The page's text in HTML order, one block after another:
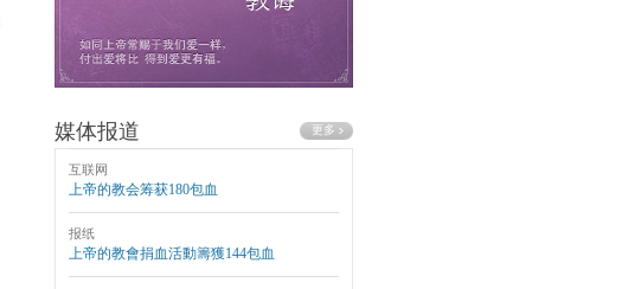
媒体报道
互联网
上帝的教会筹获180包血
报纸
上帝的教會捐血活動籌獲144包血